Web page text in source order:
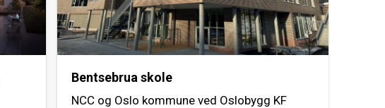
Bentsebrua skole
NCC og Oslo kommune ved Oslobygg KF